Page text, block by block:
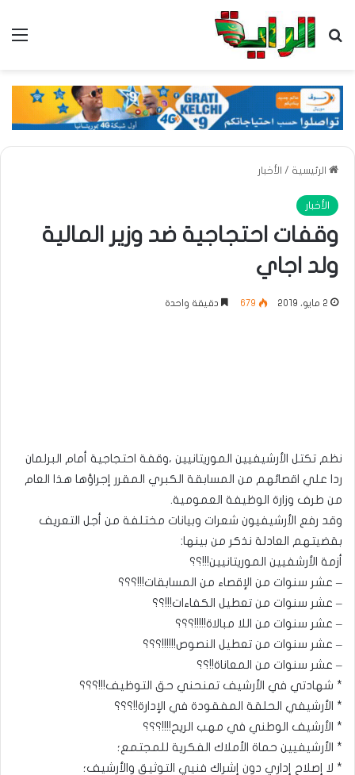
بحث عن
الرئيسية / الأخبار
الأخبار
وقفات احتجاجية ضد وزير المالية
ولد اجاي
2 مايو، 2019 679 دقيقة واحدة
نظم تكتل الأرشيفيين الموريتانيين ،وقفة احتجاجية أمام البرلمان
ردا علي اقصائهم من المسابقة الكبري المقرر إجراؤها هذا العام
من طرف وزارة الوظيفة العمومية.
وقد رفع الأرشيفيون شعرات وبيانات مختلفة من أجل التعريف
بقضيتهم العادلة نذكر من بينها:
أزمة الأرشفيين الموريتانيين!!!؟؟
– عشر سنوات من الإقصاء من المسابقات!!!؟؟؟
– عشر سنوات من تعطيل الكفاءات!!!؟؟
– عشر سنوات من اللا مبالاة!!!!!؟؟؟
– عشر سنوات من تعطيل النصوص!!!!!!؟؟؟
– عشر سنوات من المعاناة!!؟؟
* شهادتي في الأرشيف تمنحني حق التوظيف!!!؟؟؟
* الأرشيفي الحلقة المفقودة في الإدارة!!؟؟؟
* الأرشيف الوطني في مهب الريح!!!!؟؟؟
* الأرشيفيين حماة الأملاك الفكرية للمجتمع؛
* لا إصلاح إداري دون إشراك فنيي التوثيق والأرشيف؛